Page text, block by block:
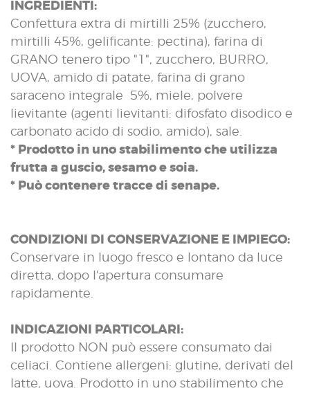
INGREDIENTI:
Confettura extra di mirtilli 25% (zucchero,
mirtilli 45%, gelificante: pectina), farina di
GRANO tenero tipo "1", zucchero, BURRO,
UOVA, amido di patate, farina di grano
saraceno integrale 5%, miele, polvere
lievitante (agenti lievitanti: difosfato disodico e
carbonato acido di sodio, amido), sale.
* Prodotto in uno stabilimento che utilizza
frutta a guscio, sesamo e soia.
* Può contenere tracce di senape.
CONDIZIONI DI CONSERVAZIONE E IMPIEGO:
Conservare in luogo fresco e lontano da luce
diretta, dopo l'apertura consumare
rapidamente.
INDICAZIONI PARTICOLARI:
Il prodotto NON può essere consumato dai
celiaci. Contiene allergeni: glutine, derivati del
latte, uova. Prodotto in uno stabilimento che